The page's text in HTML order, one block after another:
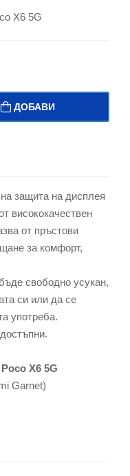
X6 5G
ДОБАВИ
защита на дисплея
висококачествен
от пръстови
за комфорт,
свободно усукан,
си или да се
употреба.
X6 5G
Garnet)